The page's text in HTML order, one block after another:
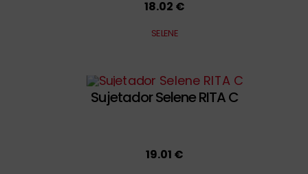
18.02 €
SELENE
Sujetador Selene RITA C
19.01 €